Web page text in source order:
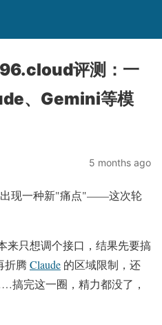
评测：一
、Gemini等模
5 months ago
现一种新"痛点"——这次轮
来只想调个接口，结果先要搞
折腾Claude 的区域限制，还
搞完这一圈，精力都没了，